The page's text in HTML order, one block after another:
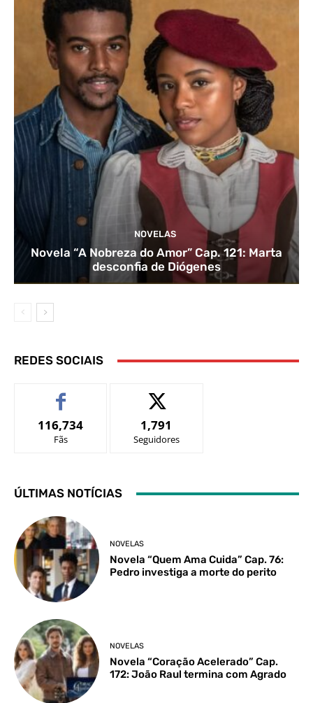
NOVELAS
Novela “A Nobreza do Amor” Cap. 121: Marta
desconfia de Diógenes
REDES SOCIAIS
116,734
Fãs
1,791
Seguidores
ÚLTIMAS NOTÍCIAS
NOVELAS
Novela “Quem Ama Cuida” Cap. 76:
Pedro investiga a morte do perito
NOVELAS
Novela “Coração Acelerado” Cap.
172: João Raul termina com Agrado